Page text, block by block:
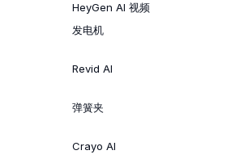
HeyGen AI 视频
发电机
Revid AI
弹簧夹
Crayo AI